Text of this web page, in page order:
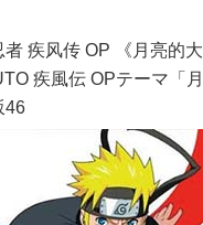
疾风传 OP 《月亮的大
疾風伝 OPテーマ「月
46